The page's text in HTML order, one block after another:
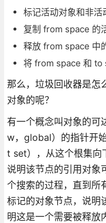
标记活动对象和非活
复制 from space 的
释放 from space 中
将 from space 和 to
那么，垃圾回收器是怎
对象的呢？
有一个概念叫对象的可
w，global）的指针开
t set），从这个根集向
说明该节点的引用对象
个搜索的过程，直到所
标记的对象节点，说明
明这是一个需要被释放